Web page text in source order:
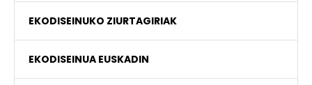
EKODISEINUKO ZIURTAGIRIAK
EKODISEINUA EUSKADIN